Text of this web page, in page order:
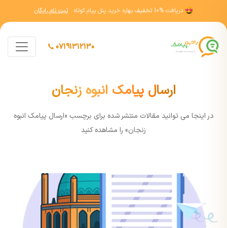
دریافت 10% تخفیف بهاره خرید پنل پیام کوتاه ثبت نام رایگان
07191312130
ارسال پیامک انبوه زنجان
در اينجا مي توانيد مقالات منتشر شده برای برچسب «ارسال پیامک انبوه
زنجان» را مشاهده کنيد